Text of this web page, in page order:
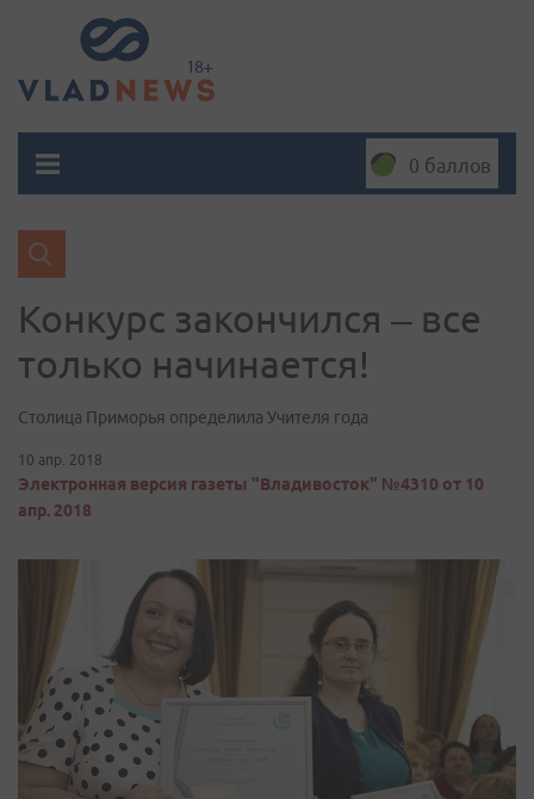
0 баллов
Конкурс закончился – все
только начинается!
Столица Приморья определила Учителя года
10 апр. 2018
Электронная версия газеты "Владивосток" №4310 от 10
апр. 2018